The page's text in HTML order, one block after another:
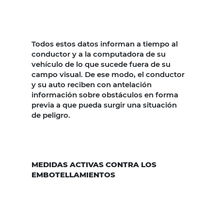
Todos estos datos informan a tiempo al
conductor y a la computadora de su
vehículo de lo que sucede fuera de su
campo visual. De ese modo, el conductor
y su auto reciben con antelación
información sobre obstáculos en forma
previa a que pueda surgir una situación
de peligro.
MEDIDAS ACTIVAS CONTRA LOS
EMBOTELLAMIENTOS